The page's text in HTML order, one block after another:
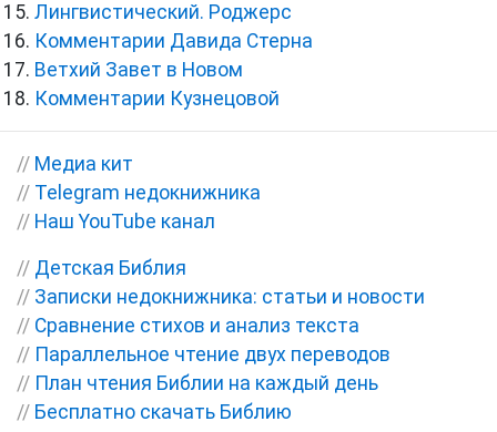
Лингвистический. Роджерс
Комментарии Давида Стерна
Ветхий Завет в Новом
Комментарии Кузнецовой
// Медиа кит
// Telegram недокнижника
// Наш YouTube канал
// Детская Библия
// Записки недокнижника: статьи и новости
// Сравнение стихов и анализ текста
// Параллельное чтение двух переводов
// План чтения Библии на каждый день
// Бесплатно скачать Библию